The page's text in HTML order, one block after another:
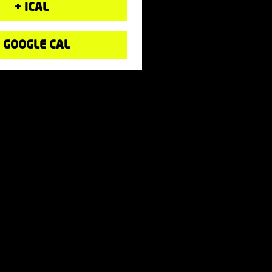
+ ICAL
CAL